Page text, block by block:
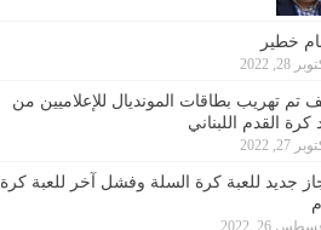
خطير
28, 2022
تم تهريب بطاقات المونديال للإعلاميين من
كرة القدم اللبناني
27, 2022
جديد للعبة كرة السلة وفشل آخر للعبة كرة
26, 2022